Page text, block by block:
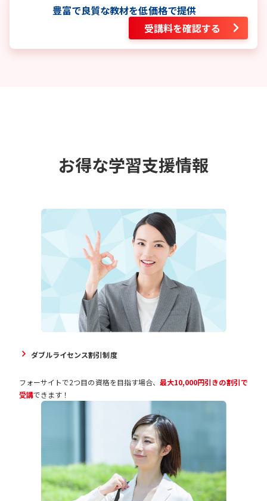
豊富で良質な教材を低価格で提供
受講料を確認する
お得な学習支援情報
ダブルライセンス割引制度
フォーサイトで2つ目の資格を目指す場合、 最大10,000円引きの割引で
受講できます！